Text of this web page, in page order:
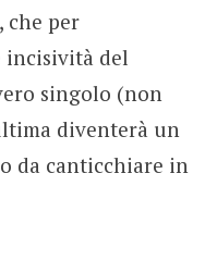
che per
incisività del
singolo (non
diventerà un
da canticchiare in